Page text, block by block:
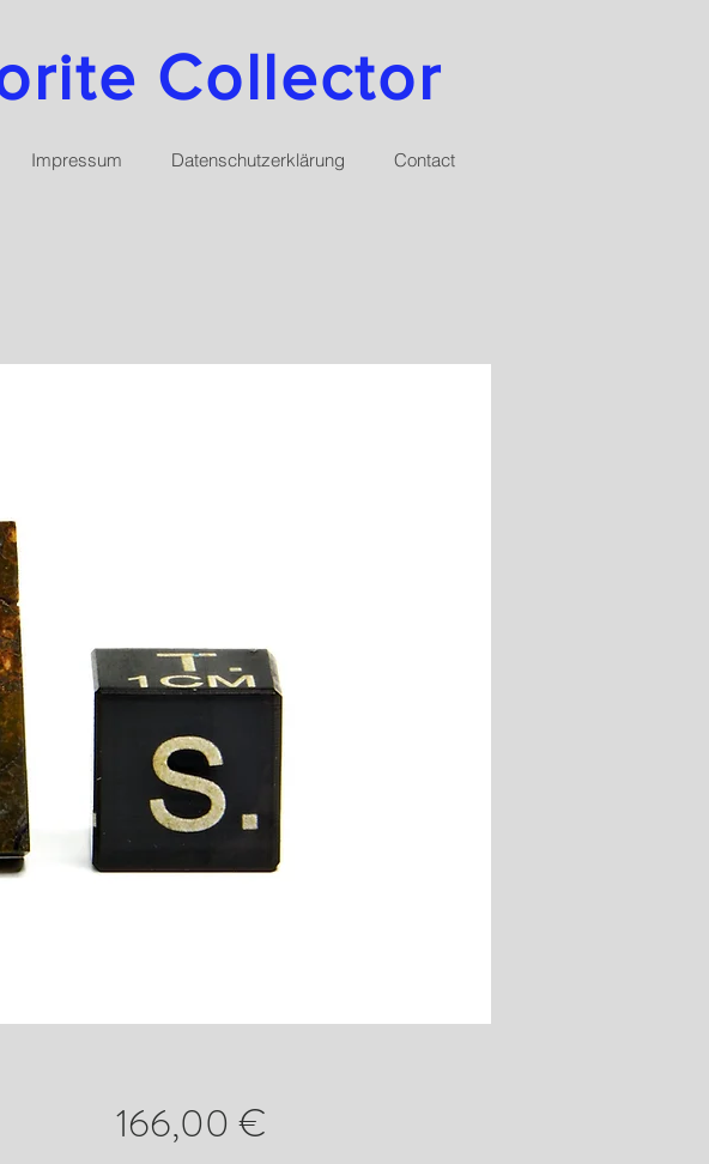
Collector
Impressum Datenschutzerklärung Contact
166,00 €